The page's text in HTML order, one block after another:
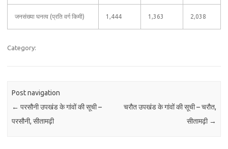
जनसंख्या घनत्व (प्रति वर्ग किमी) 1,444 1,363 2,038
Category:
Post navigation
← परसौनी उपखंड के गांवों की सूची –
परसौनी, सीतामढ़ी
चरौत उपखंड के गांवों की सूची – चरौत,
सीतामढ़ी →